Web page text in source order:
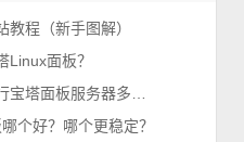
程（新手图解）
Linux面板？
个好？哪个更稳定？